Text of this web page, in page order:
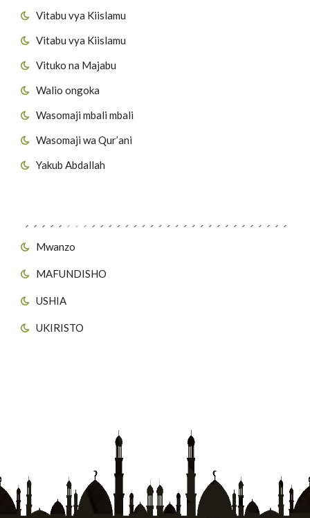
Vitabu vya Kiislamu
Vitabu vya Kiislamu
Vituko na Majabu
Walio ongoka
Wasomaji mbali mbali
Wasomaji wa Qur’ani
Yakub Abdallah
Mwanzo
MAFUNDISHO
USHIA
UKIRISTO